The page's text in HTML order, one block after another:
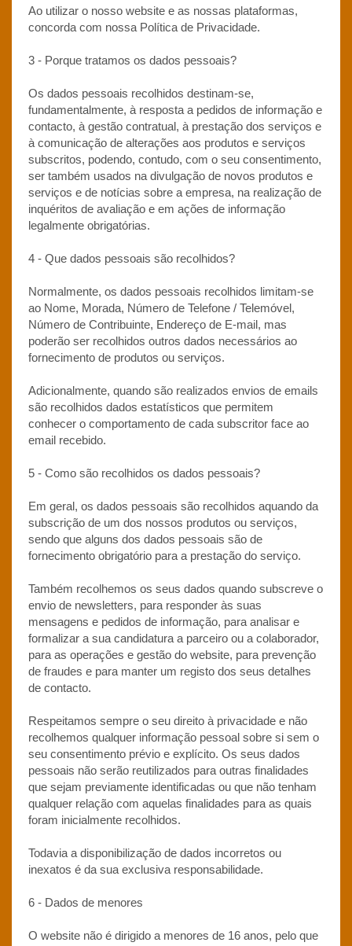
Ao utilizar o nosso website e as nossas plataformas,
concorda com nossa Política de Privacidade.
3 - Porque tratamos os dados pessoais?
Os dados pessoais recolhidos destinam-se,
fundamentalmente, à resposta a pedidos de informação e
contacto, à gestão contratual, à prestação dos serviços e
à comunicação de alterações aos produtos e serviços
subscritos, podendo, contudo, com o seu consentimento,
ser também usados na divulgação de novos produtos e
serviços e de notícias sobre a empresa, na realização de
inquéritos de avaliação e em ações de informação
legalmente obrigatórias.
4 - Que dados pessoais são recolhidos?
Normalmente, os dados pessoais recolhidos limitam-se
ao Nome, Morada, Número de Telefone / Telemóvel,
Número de Contribuinte, Endereço de E-mail, mas
poderão ser recolhidos outros dados necessários ao
fornecimento de produtos ou serviços.
Adicionalmente, quando são realizados envios de emails
são recolhidos dados estatísticos que permitem
conhecer o comportamento de cada subscritor face ao
email recebido.
5 - Como são recolhidos os dados pessoais?
Em geral, os dados pessoais são recolhidos aquando da
subscrição de um dos nossos produtos ou serviços,
sendo que alguns dos dados pessoais são de
fornecimento obrigatório para a prestação do serviço.
Também recolhemos os seus dados quando subscreve o
envio de newsletters, para responder às suas
mensagens e pedidos de informação, para analisar e
formalizar a sua candidatura a parceiro ou a colaborador,
para as operações e gestão do website, para prevenção
de fraudes e para manter um registo dos seus detalhes
de contacto.
Respeitamos sempre o seu direito à privacidade e não
recolhemos qualquer informação pessoal sobre si sem o
seu consentimento prévio e explícito. Os seus dados
pessoais não serão reutilizados para outras finalidades
que sejam previamente identificadas ou que não tenham
qualquer relação com aquelas finalidades para as quais
foram inicialmente recolhidos.
Todavia a disponibilização de dados incorretos ou
inexatos é da sua exclusiva responsabilidade.
6 - Dados de menores
O website não é dirigido a menores de 16 anos, pelo que